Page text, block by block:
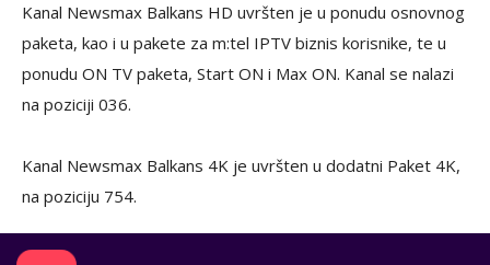
Kanal Newsmax Balkans HD uvršten je u ponudu osnovnog
paketa, kao i u pakete za m:tel IPTV biznis korisnike, te u
ponudu ON TV paketa, Start ON i Max ON. Kanal se nalazi
na poziciji 036.
Kanal Newsmax Balkans 4K je uvršten u dodatni Paket 4K,
na poziciju 754.